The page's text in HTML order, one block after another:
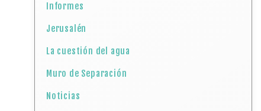
Informes
Jerusalén
La cuestión del agua
Muro de Separación
Noticias